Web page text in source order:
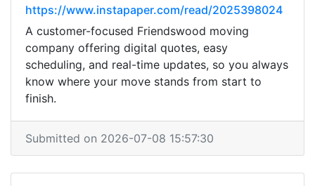
https://www.instapaper.com/read/2025398024
A customer-focused Friendswood moving
company offering digital quotes, easy
scheduling, and real-time updates, so you always
know where your move stands from start to
finish.
Submitted on 2026-07-08 15:57:30